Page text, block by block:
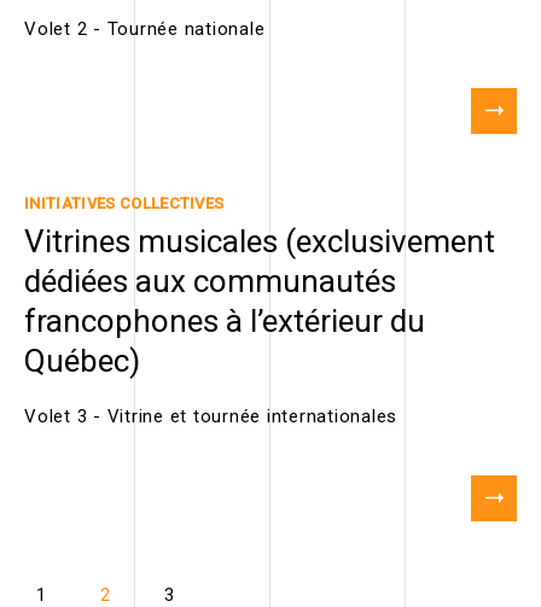
Volet 2 - Tournée nationale
INITIATIVES COLLECTIVES
Vitrines musicales (exclusivement
dédiées aux communautés
francophones à l’extérieur du
Québec)
Volet 3 - Vitrine et tournée internationales
1 2 3